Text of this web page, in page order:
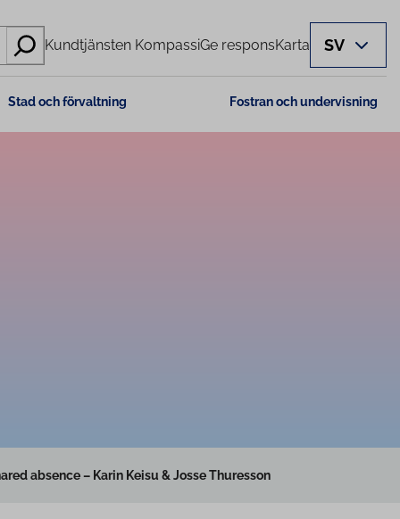
Kundtjänsten KompassiGe responsKarta SV
Stad och förvaltning Fostran och undervisning
absence – Karin Keisu & Josse Thuresson